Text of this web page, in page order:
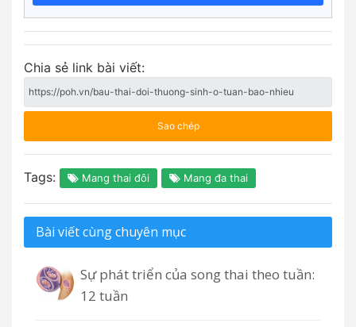
Chia sẻ link bài viết:
Sao chép
Tags: Mang thai đôi Mang đa thai
Bài viết cùng chuyên mục
Sự phát triển của song thai theo tuần:
12 tuần